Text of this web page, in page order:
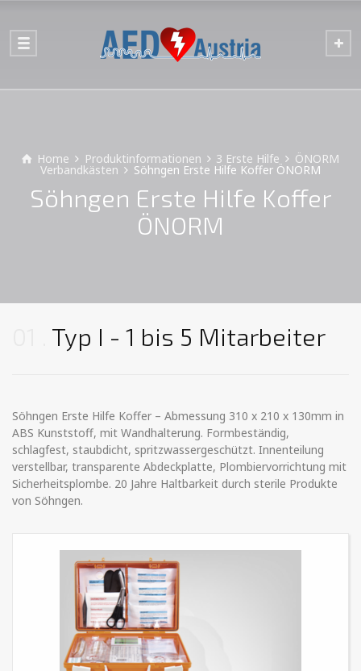
Home Produktinformationen 3 Erste Hilfe ÖNORM
Verbandkästen Söhngen Erste Hilfe Koffer ÖNORM
Söhngen Erste Hilfe Koffer
ÖNORM
Typ I - 1 bis 5 Mitarbeiter
Söhngen Erste Hilfe Koffer – Abmessung 310 x 210 x 130mm in
ABS Kunststoff, mit Wandhalterung. Formbeständig,
schlagfest, staubdicht, spritzwassergeschützt. Innenteilung
verstellbar, transparente Abdeckplatte, Plombiervorrichtung mit
Sicherheitsplombe. 20 Jahre Haltbarkeit durch sterile Produkte
von Söhngen.